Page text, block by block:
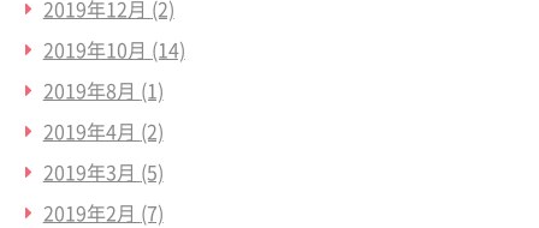
2019年12月 (2)
2019年10月 (14)
2019年8月 (1)
2019年4月 (2)
2019年3月 (5)
2019年2月 (7)